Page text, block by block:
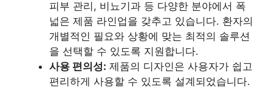
피부 관리, 비뇨기과 등 다양한 분야에서 폭
넓은 제품 라인업을 갖추고 있습니다. 환자의
개별적인 필요와 상황에 맞는 최적의 솔루션
을 선택할 수 있도록 지원합니다.
사용 편의성: 제품의 디자인은 사용자가 쉽고
편리하게 사용할 수 있도록 설계되었습니다.